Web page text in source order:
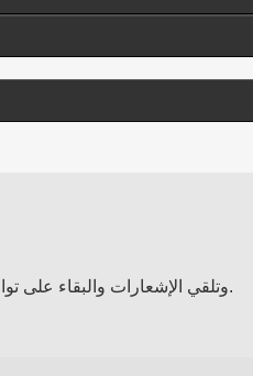
امسح رمز QR باستخدام هاتفك المحمول لتثبيت تطبيق Tukif، وتلقي الإشعارات والبقاء على تواصل مع العارضين المفضلين لديك.